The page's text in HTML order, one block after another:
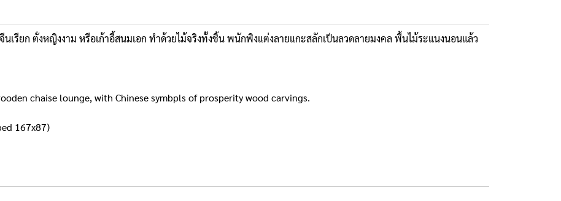
นเรียก ตั่งหญิงงาม หรือเก้าอี้สนมเอก ทำด้วยไม้จริงทั้งชิ้น พนักพิงแต่งลายแกะสลักเป็นลวดลายมงคล พื้นไม้ระแนงนอนแล้ว
chaise lounge, with Chinese symbpls of prosperity wood carvings.
167x87)